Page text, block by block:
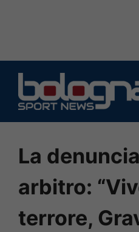
contenuto
La
arbitro:
terrore,